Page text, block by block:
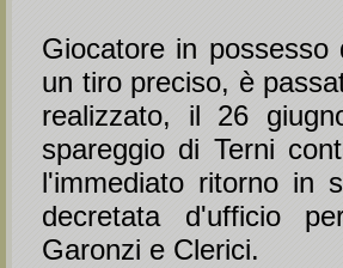
Giocatore in
un tiro preciso, è
realizzato, il 26
spareggio di Terni
l'immediato ritorno in
decretata d'ufficio
Garonzi e Clerici.